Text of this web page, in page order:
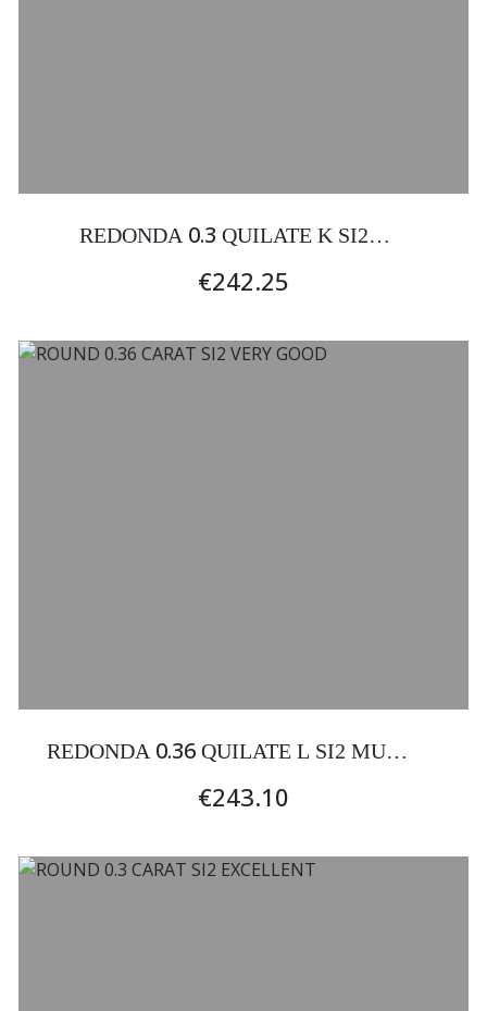
REDONDA 0.3 QUILATE K SI2
EXCELENTE
€242.25
REDONDA 0.36 QUILATE L SI2 MUY
BUENA
€243.10